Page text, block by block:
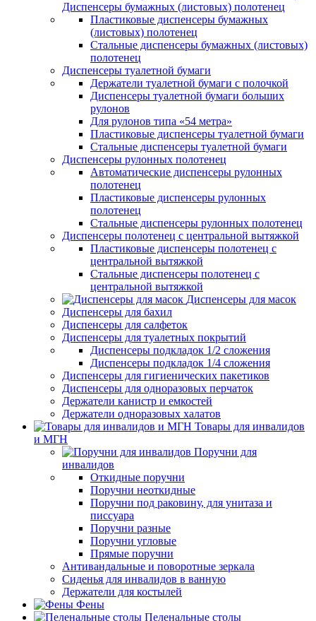
Диспенсеры бумажных (листовых) полотенец
Пластиковые диспенсеры бумажных
(листовых) полотенец
Стальные диспенсеры бумажных (листовых)
полотенец
Диспенсеры туалетной бумаги
Держатели туалетной бумаги с полочкой
Диспенсеры туалетной бумаги больших
рулонов
Для рулонов типа «54 метра»
Пластиковые диспенсеры туалетной бумаги
Стальные диспенсеры туалетной бумаги
Диспенсеры рулонных полотенец
Автоматические диспенсеры рулонных
полотенец
Пластиковые диспенсеры рулонных
полотенец
Стальные диспенсеры рулонных полотенец
Диспенсеры полотенец с центральной вытяжкой
Пластиковые диспенсеры полотенец с
центральной вытяжкой
Стальные диспенсеры полотенец с
центральной вытяжкой
Диспенсеры для масок
Диспенсеры для бахил
Диспенсеры для салфеток
Диспенсеры для туалетных покрытий
Диспенсеры подкладок 1/2 сложения
Диспенсеры подкладок 1/4 сложения
Диспенсеры для гигиенических пакетиков
Диспенсеры для одноразовых перчаток
Держатели канистр и емкостей
Держатели одноразовых халатов
Товары для инвалидов
и МГН
Поручни для
инвалидов
Откидные поручни
Поручни неоткидные
Поручни под раковину, для унитаза и
писсуара
Поручни разные
Поручни угловые
Прямые поручни
Антивандальные и поворотные зеркала
Сиденья для инвалидов в ванную
Держатели для костылей
Фены
Пеленальные столы